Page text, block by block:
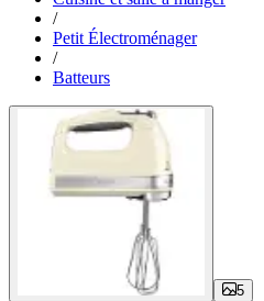
/
Petit Électroménager
/
Batteurs
5